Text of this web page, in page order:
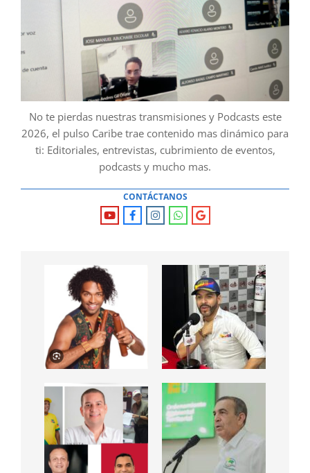
No te pierdas nuestras transmisiones y Podcasts este
2026, el pulso Caribe trae contenido mas dinámico para
ti: Editoriales, entrevistas, cubrimiento de eventos,
podcasts y mucho mas.
CONTÁCTANOS